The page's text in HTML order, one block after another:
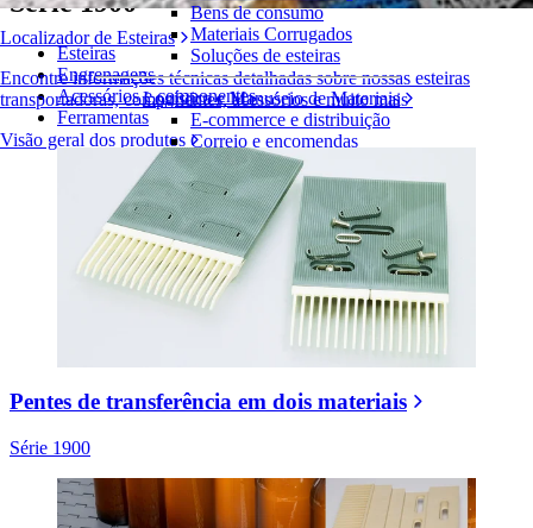
Localizador de Esteiras
Encontre informações técnicas detalhadas sobre nossas esteiras
transportadoras, componentes, acessórios e muito mais
Visão geral dos produtos
Bens de consumo
Materiais Corrugados
Soluções de esteiras
Logística e Manuseio de Materiais
E-commerce e distribuição
Correio e encomendas
Pneus e Automotivos
Pneus
Automotivo
Baterias de VE
Industrial
Visão geral das indústrias
Esteiras
Engrenagens
Acessórios e componentes
Ferramentas
Pentes de transferência em dois materiais
Série 1900